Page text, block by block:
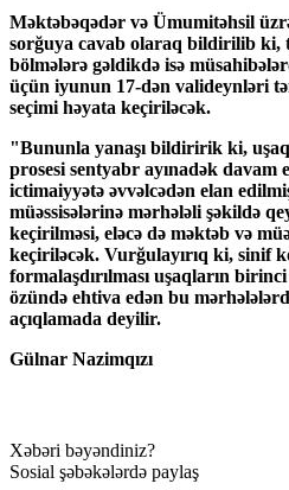
Məktəbəqədər və Ümumitəhsil
sorğuya cavab olaraq bildirilib ki,
bölmələrə gəldikdə isə
üçün iyunun 17-dən valideynləri
seçimi həyata keçiriləcək.
"Bununla yanaşı bildiririk ki,
prosesi sentyabr ayınadək davam
ictimaiyyətə əvvəlcədən elan
müəssisələrinə mərhələli şəkildə
keçirilməsi, eləcə də məktəb və
keçiriləcək. Vurğulayırıq ki, sinif
formalaşdırılması uşaqların
özündə ehtiva edən bu
açıqlamada deyilir.
Gülnar Nazimqızı
Xəbəri bəyəndiniz?
Sosial şəbəkələrdə paylaş